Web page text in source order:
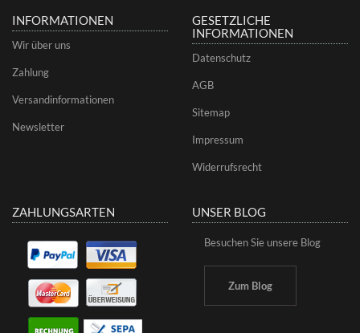
INFORMATIONEN
Wir über uns
Zahlung
Versandinformationen
Newsletter
GESETZLICHE
INFORMATIONEN
Datenschutz
AGB
Sitemap
Impressum
Widerrufsrecht
ZAHLUNGSARTEN UNSER BLOG
Besuchen Sie unsere Blog
Zum Blog